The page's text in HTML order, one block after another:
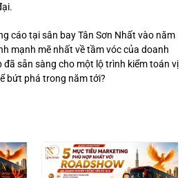
cáo tại sân bay Tân Sơn Nhất vào năm
mạnh mẽ nhất về tầm vóc của doanh
đã sẵn sàng cho một lộ trình kiểm toán vị
bứt phá trong năm tới?